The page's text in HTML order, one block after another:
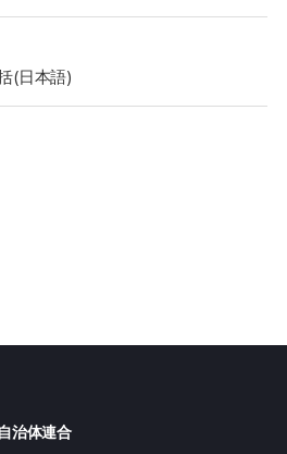
(日本語)
治体連合